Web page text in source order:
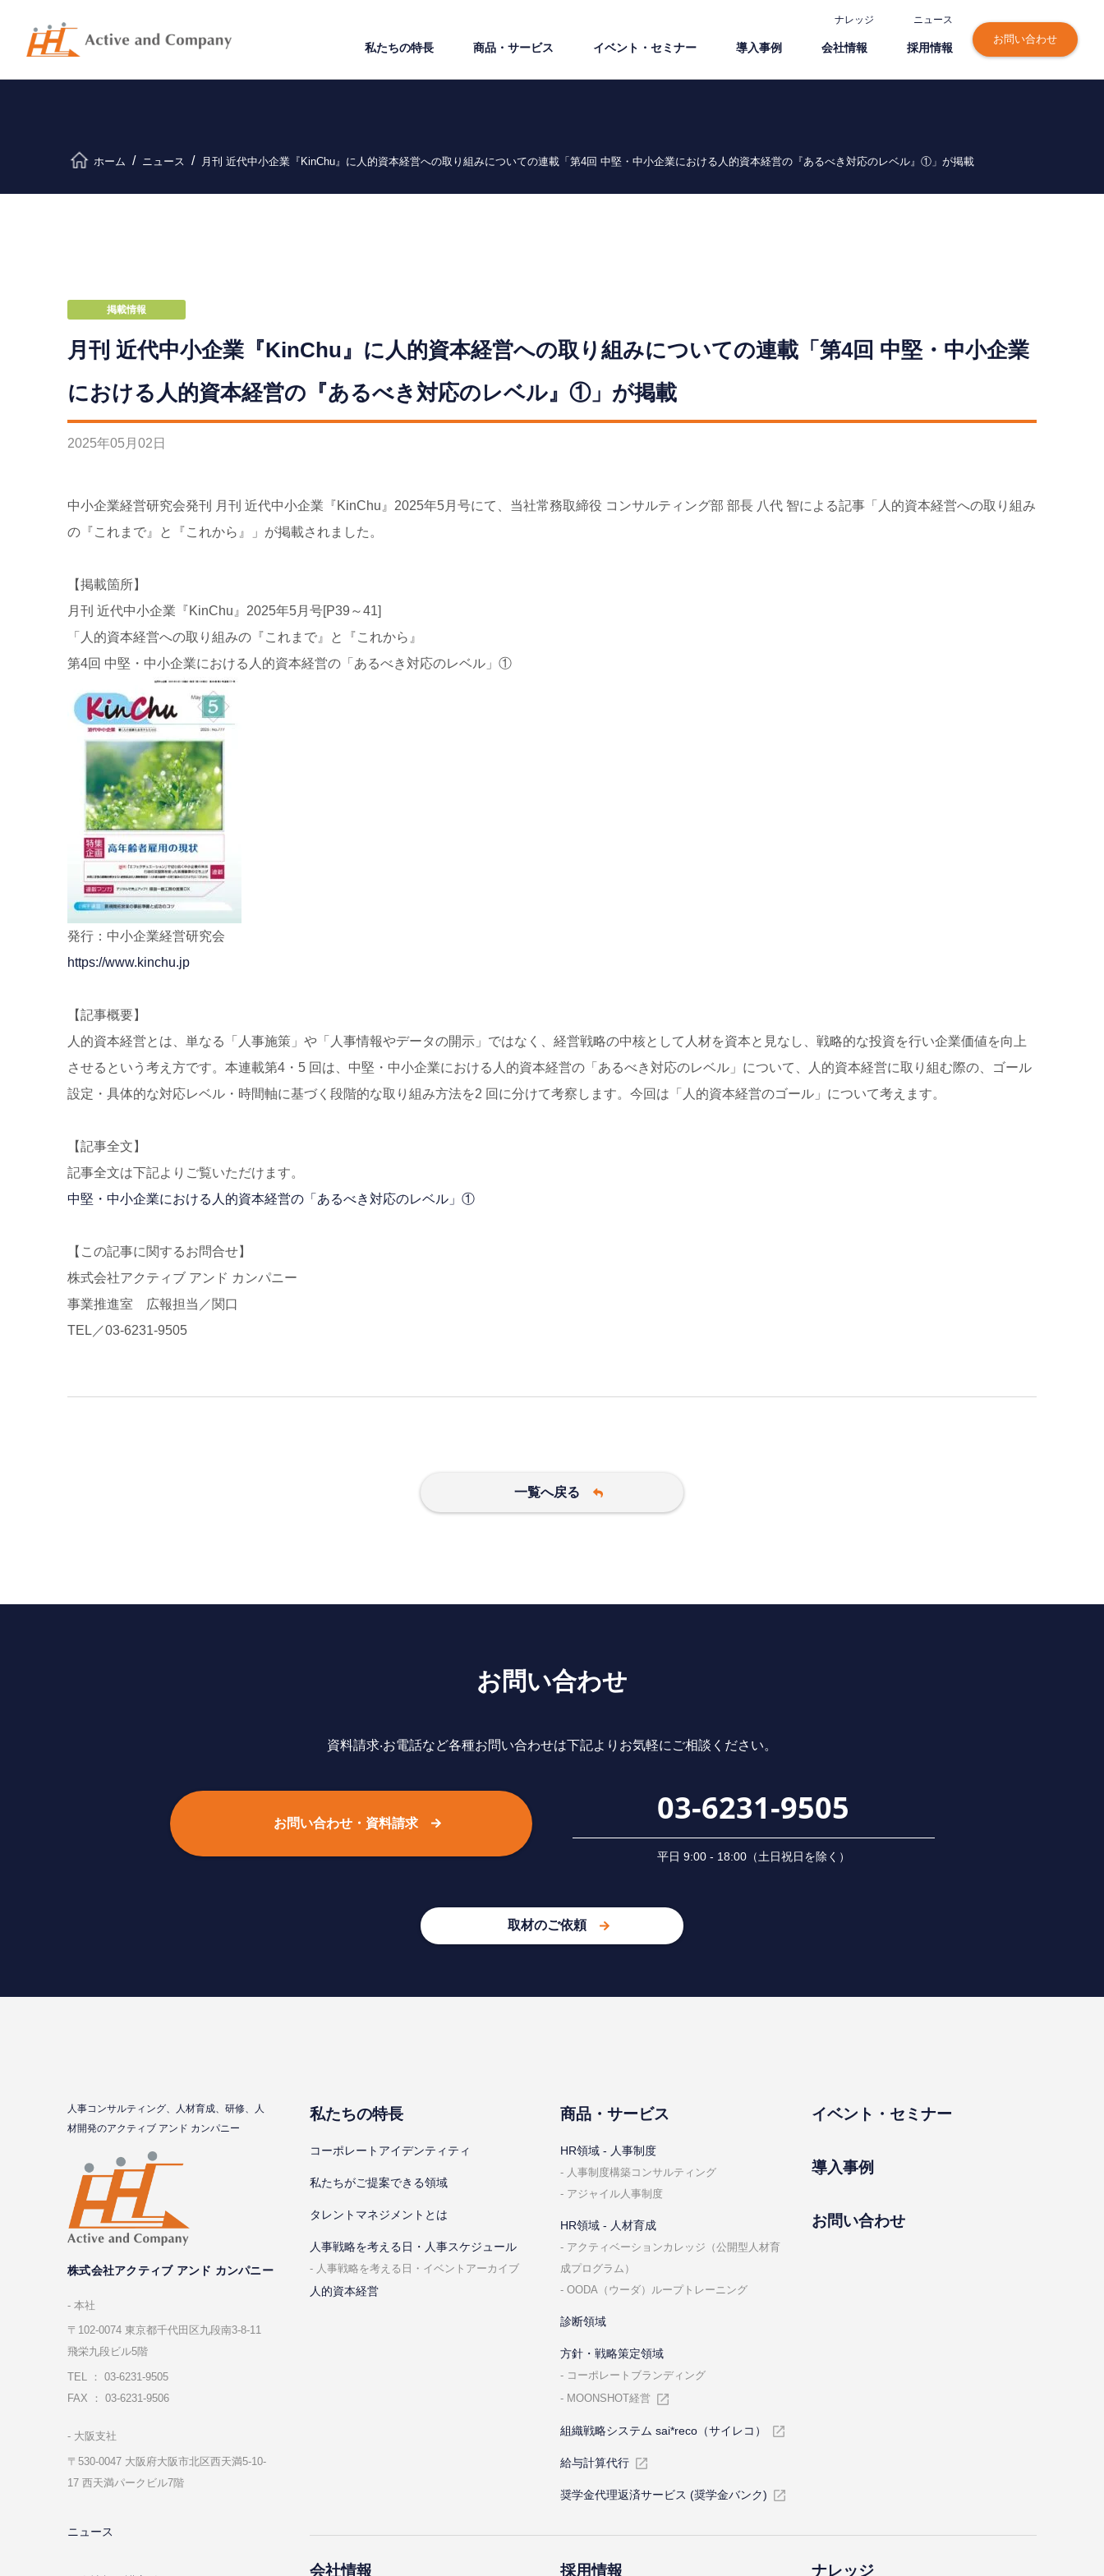
ナレッジ ニュース
私たちの特⻑ 商品・サービス イベント・セミナー 導⼊事例 会社情報 採⽤情報
お問い合わせ
ホーム ニュース 月刊 近代中小企業『KinChu』に人的資本経営への取り組みについての連載「第4回 中堅・中小企業における人的資本経営の『あるべき対応のレベル』①」が掲載
掲載情報
月刊 近代中小企業『KinChu』に人的資本経営への取り組みについての連載「第4回 中堅・中小企業
における人的資本経営の『あるべき対応のレベル』①」が掲載
2025年05 月 02 日
中小企業経営研究会発刊 月刊 近代中小企業『KinChu』2025年5月号にて、当社常務取締役 コンサルティング部 部長 八代 智による記事「人的資本経営への取り組み
の『これまで』と『これから』」が掲載されました。
【掲載箇所】
月刊 近代中小企業『KinChu』2025年5月号[P39～41]
「人的資本経営への取り組みの『これまで』と『これから』
第4回 中堅・中小企業における人的資本経営の「あるべき対応のレベル」①
発行：中小企業経営研究会
https://www.kinchu.jp
【記事概要】
人的資本経営とは、単なる「人事施策」や「人事情報やデータの開示」ではなく、経営戦略の中核として人材を資本と見なし、戦略的な投資を行い企業価値を向上
させるという考え方です。本連載第4・5 回は、中堅・中小企業における人的資本経営の「あるべき対応のレベル」について、人的資本経営に取り組む際の、ゴール
設定・具体的な対応レベル・時間軸に基づく段階的な取り組み方法を2 回に分けて考察します。今回は「人的資本経営のゴール」について考えます。
【記事全文】
記事全文は下記よりご覧いただけます。
中堅・中小企業における人的資本経営の「あるべき対応のレベル」①
【この記事に関するお問合せ】
株式会社アクティブ アンド カンパニー
事業推進室 広報担当／関口
TEL／03-6231-9505
一覧へ戻る
お問い合わせ
資料請求‧お電話など各種お問い合わせは下記よりお気軽にご相談ください。
お問い合わせ・資料請求 03-6231-9505
平⽇ 9:00 - 18:00（⼟⽇祝⽇を除く）
取材のご依頼
⼈事コンサルティング、⼈材育成、研修、⼈
材開発のアクティブ アンド カンパニー
株式会社アクティブ アンド カンパニー
本社
〒102-0074 東京都千代⽥区九段南3-8-11
飛栄九段ビル5階
TEL ： 03-6231-9505
FAX ： 03-6231-9506
⼤阪⽀社
〒530-0047 ⼤阪府⼤阪市北区⻄天満5-10-
17 ⻄天満パークビル7階
ニュース
私たちの特⻑
コーポレートアイデンティティ
私たちがご提案できる領域
タレントマネジメントとは
⼈事戦略を考える⽇・⼈事スケジュール
⼈事戦略を考える⽇・イベントアーカイブ
人的資本経営
商品・サービス
HR領域 - ⼈事制度
⼈事制度構築コンサルティング
アジャイル⼈事制度
HR領域 - ⼈材育成
アクティベーションカレッジ（公開型⼈材育
成プログラム）
OODA（ウーダ）ループトレーニング
診断領域
⽅針・戦略策定領域
コーポレートブランディング
MOONSHOT経営
組織戦略システム sai*reco（サイレコ）
給与計算代⾏
奨学金代理返済サービス (奨学金バンク)
イベント・セミナー
導⼊事例
お問い合わせ
会社情報 採⽤情報 ナレッジ